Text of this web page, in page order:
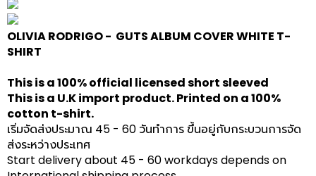
OLIVIA RODRIGO - GUTS ALBUM COVER WHITE T-
SHIRT
This is a 100% official licensed short sleeved
This is a U.K import product. Printed on a 100%
cotton t-shirt.
เริ่มจัดส่งประมาณ 45 - 60 วันทำการ ขึ้นอยู่กับกระบวนการจัด
ส่งระหว่างประเทศ
Start delivery about 45 - 60 workdays depends on